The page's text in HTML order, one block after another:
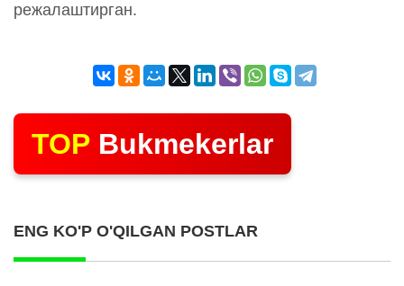
режалаштирган.
TOP Bukmekerlar
ENG KO'P O'QILGAN POSTLAR